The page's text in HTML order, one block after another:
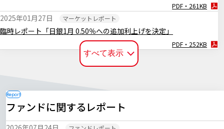
PDF・261KB
臨時レポート「日銀1月 0.50％への追加利上げを決定」
2025年01月27日 マーケットレポート
PDF・252KB
臨時レポート「日銀12月 金融政策の現状維持を決定」
マーケットレポート
臨時レポート「12月FOMC 3会合連続で利下げを決定」
2024年12月19日
PDF・256KB
すべて表示
ファンドに関するレポート